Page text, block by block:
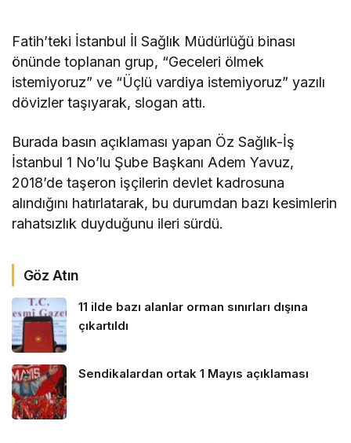
Fatih’teki İstanbul İl Sağlık Müdürlüğü binası
önünde toplanan grup, “Geceleri ölmek
istemiyoruz” ve “Üçlü vardiya istemiyoruz” yazılı
dövizler taşıyarak, slogan attı.
Burada basın açıklaması yapan Öz Sağlık-İş
İstanbul 1 No’lu Şube Başkanı Adem Yavuz,
2018’de taşeron işçilerin devlet kadrosuna
alındığını hatırlatarak, bu durumdan bazı kesimlerin
rahatsızlık duyduğunu ileri sürdü.
Göz Atın
11 ilde bazı alanlar orman sınırları dışına
çıkartıldı
Sendikalardan ortak 1 Mayıs açıklaması